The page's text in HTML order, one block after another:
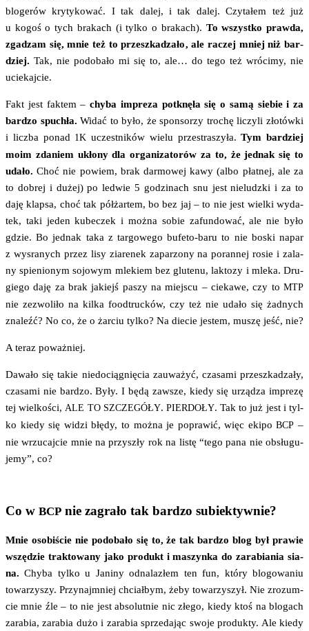
blo­ge­rów kry­ty­ko­wać. I tak dalej, i tak dalej. Czy­ta­łem też już
u kogoś o tych bra­kach (i tyl­ko o bra­kach). To wszyst­ko praw­da,
zga­dzam się, mnie też to prze­szka­dza­ło, ale raczej mniej niż bar­
dziej. Tak, nie podo­ba­ło mi się to, ale… do tego też wró­ci­my, nie
uciekajcie.
Fakt jest fak­tem – chy­ba impre­za potknę­ła się o samą sie­bie i za
bar­dzo spu­chła. Widać to było, że spon­so­rzy tro­chę liczy­li zło­tów­ki
i licz­ba ponad 1K uczest­ni­ków wie­lu prze­stra­szy­ła.Tym bar­dziej
moim zda­niem ukło­ny dla orga­ni­za­to­rów za to, że jed­nak się to
uda­ło. Choć nie powiem, brak dar­mo­wej kawy (albo płat­nej, ale za
to dobrej i dużej) po led­wie 5 godzi­nach snu jest nie­ludz­ki i za to
daję klap­sa, choć tak pół­żar­tem, bo bez jaj – to nie jest wiel­ki wyda­
tek, taki jeden kube­czek i moż­na sobie zafun­do­wać, ale nie było
gdzie. Bo jed­nak taka z tar­go­we­go bufe­to-baru to nie boski napar
z wysra­nych przez lisy zia­re­nek zapa­rzo­ny na poran­nej rosie i zala­
ny spie­nio­nym sojo­wym mle­kiem bez glu­te­nu, lak­to­zy i mle­ka. Dru­
gie­go daję za brak jakiejś paszy na miej­scu – cie­ka­we, czy to MTP
nie zezwo­li­ło na kil­ka food­truc­ków, czy też nie uda­ło się żad­nych
zna­leźć? No co, że o żar­ciu tyl­ko? Na die­cie jestem, muszę jeść, nie?
A teraz poważniej.
Dawa­ło się takie nie­do­cią­gnię­cia zauwa­żyć, cza­sa­mi prze­szka­dza­ły,
cza­sa­mi nie bar­dzo. Były. I będą zawsze, kie­dy się urzą­dza impre­zę
tej wiel­ko­ści, ALE TO SZCZEGÓŁY. PIERDOŁY. Tak to już jest i tyl­
ko kie­dy się widzi błę­dy, to moż­na je popra­wić, więc eki­poBCP –
nie wrzu­caj­cie mnie na przy­szły rok na listę “tego pana nie obsłu­gu­
je­my”, co?
Co w BCP nie zagrało tak bardzo subiektywnie?
Mnie oso­bi­ście nie podo­ba­ło się to, że tak bar­dzo blog był pra­wie
wszę­dzie trak­to­wa­ny jako pro­dukt i maszyn­ka do zara­bia­nia sia­
na. Chy­ba tyl­ko u Jani­ny odna­la­złem ten fun, któ­ry blo­go­wa­niu
towa­rzy­szy. Przy­naj­mniej chciał­bym, żeby towa­rzy­szył. Nie zro­zum­
cie mnie źle – to nie jest abso­lut­nie nic złe­go, kie­dy ktoś na blo­gach
zara­bia, zara­bia dużo i zara­bia sprze­da­jąc swo­je pro­duk­ty. Ale kie­dy